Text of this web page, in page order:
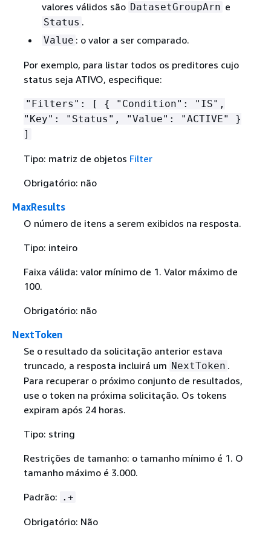
valores válidos são DatasetGroupArn e
Status .
Value : o valor a ser comparado.
Por exemplo, para listar todos os preditores cujo
status seja ATIVO, especifique:
"Filters": [ { "Condition": "IS",
"Key": "Status", "Value": "ACTIVE" }
]
Tipo: matriz de objetos Filter
Obrigatório: não
MaxResults
O número de itens a serem exibidos na resposta.
Tipo: inteiro
Faixa válida: valor mínimo de 1. Valor máximo de
100.
Obrigatório: não
NextToken
Se o resultado da solicitação anterior estava
truncado, a resposta incluirá um NextToken .
Para recuperar o próximo conjunto de resultados,
use o token na próxima solicitação. Os tokens
expiram após 24 horas.
Tipo: string
Restrições de tamanho: o tamanho mínimo é 1. O
tamanho máximo é 3.000.
Padrão: .+
Obrigatório: Não